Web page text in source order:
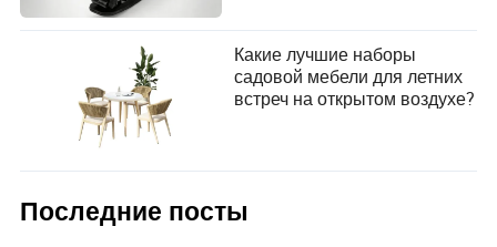
Какие лучшие наборы
садовой мебели для летних
встреч на открытом воздухе?
Последние посты